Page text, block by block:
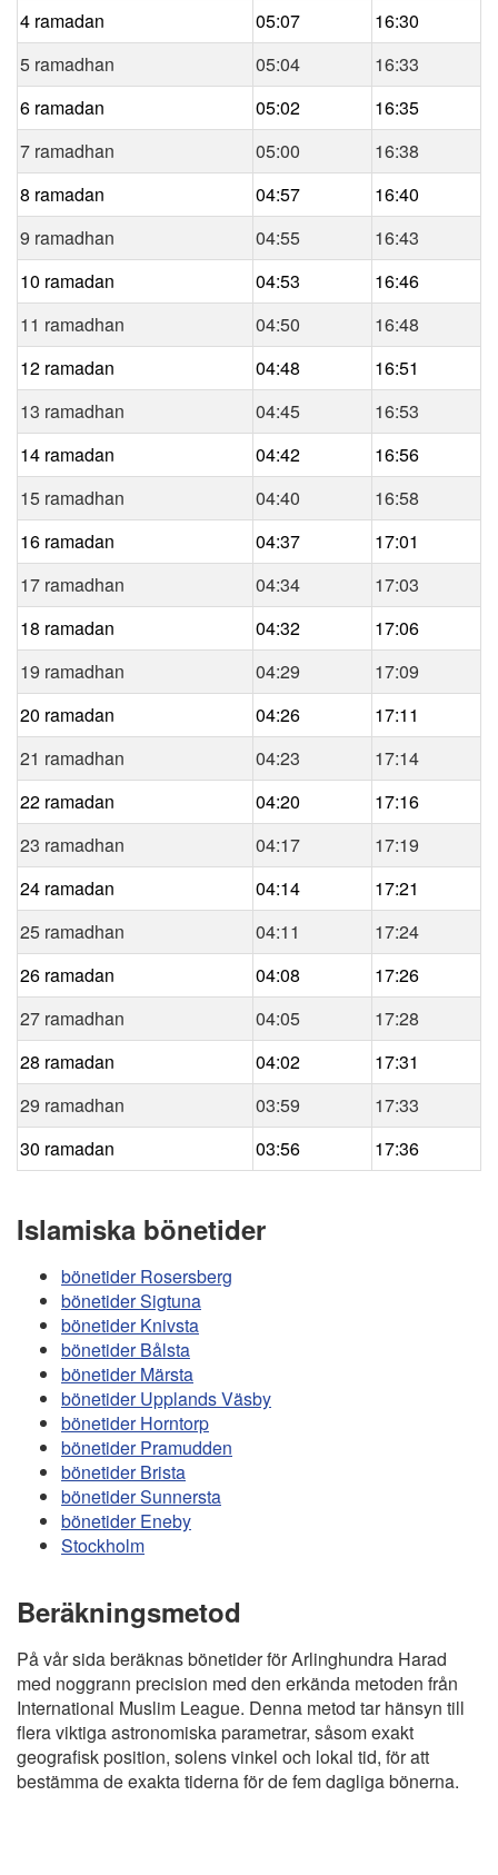
4 ramadan
05:07
16:30
5 ramadhan
05:04
16:33
6 ramadan
05:02
16:35
7 ramadhan
05:00
16:38
8 ramadan
04:57
16:40
9 ramadhan
04:55
16:43
10 ramadan
04:53
16:46
11 ramadhan
04:50
16:48
12 ramadan
04:48
16:51
13 ramadhan
04:45
16:53
14 ramadan
04:42
16:56
15 ramadhan
04:40
16:58
16 ramadan
04:37
17:01
17 ramadhan
04:34
17:03
18 ramadan
04:32
17:06
19 ramadhan
04:29
17:09
20 ramadan
04:26
17:11
21 ramadhan
04:23
17:14
22 ramadan
04:20
17:16
23 ramadhan
04:17
17:19
24 ramadan
04:14
17:21
25 ramadhan
04:11
17:24
26 ramadan
04:08
17:26
27 ramadhan
04:05
17:28
28 ramadan
04:02
17:31
29 ramadhan
03:59
17:33
30 ramadan
03:56 17:36
Islamiska bönetider
bönetider Rosersberg
bönetider Sigtuna
bönetider Knivsta
bönetider Bålsta
bönetider Märsta
bönetider Upplands Väsby
bönetider Horntorp
bönetider Pramudden
bönetider Brista
bönetider Sunnersta
bönetider Eneby
Stockholm
Beräkningsmetod
På vår sida beräknas bönetider för Arlinghundra Harad
med noggrann precision med den erkända metoden från
International Muslim League. Denna metod tar hänsyn till
flera viktiga astronomiska parametrar, såsom exakt
geografisk position, solens vinkel och lokal tid, för att
bestämma de exakta tiderna för de fem dagliga bönerna.